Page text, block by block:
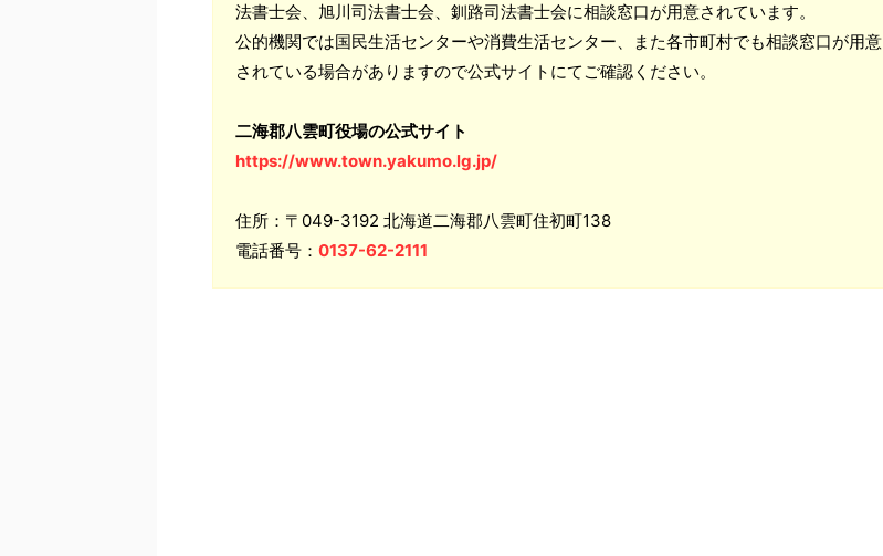
法書士会、旭川司法書士会、釧路司法書士会に相談窓口が用意されています。
公的機関では国民生活センターや消費生活センター、また各市町村でも相談窓口が用意
されている場合がありますので公式サイトにてご確認ください。
二海郡八雲町役場の公式サイト
https://www.town.yakumo.lg.jp/
住所：〒049-3192 北海道二海郡八雲町住初町138
電話番号： 0137-62-2111